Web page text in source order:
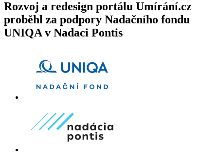
Rozvoj a redesign portálu Umírání.cz
proběhl za podpory Nadačního fondu
UNIQA v Nadaci Pontis